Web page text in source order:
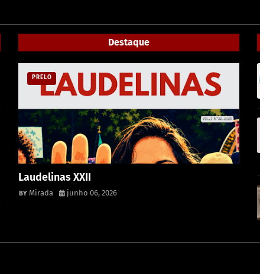
Destaque
PRELO
Laudelinas XXII
Mirada junho 06, 2026